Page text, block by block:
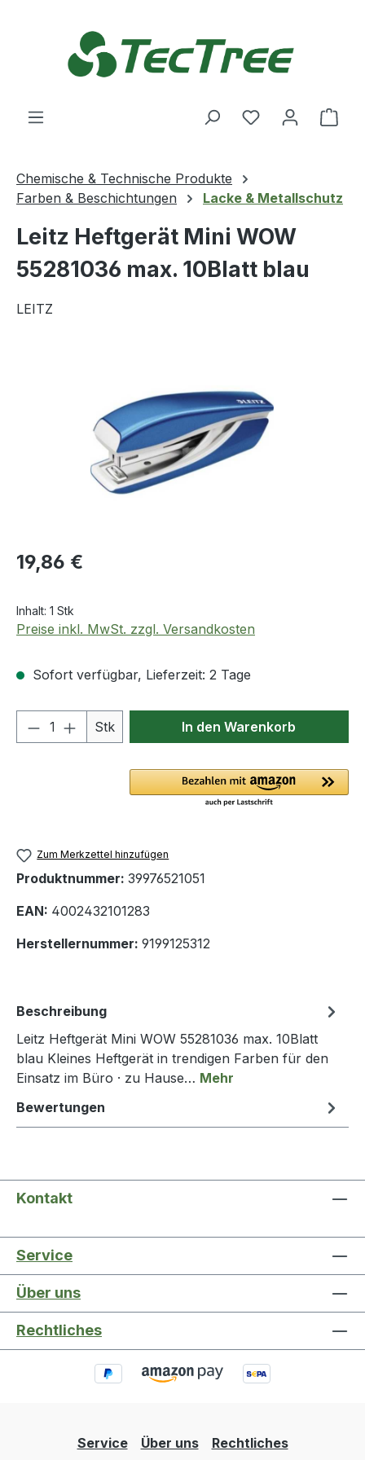
Du hast 0
Chemische & Technische Produkte
Farben & Beschichtungen
Lacke & Metallschutz
Leitz Heftgerät Mini WOW
55281036 max. 10Blatt blau
LEITZ
Regulärer Preis:
19,86 €
Inhalt: 1 Stk
Preise inkl. MwSt. zzgl. Versandkosten
Sofort verfügbar, Lieferzeit: 2 Tage
Produkt Anzahl: Gib den
Stk In den Warenkorb
Zum Merkzettel hinzufügen
Produktnummer: 39976521051
EAN: 4002432101283
Herstellernummer: 9199125312
Beschreibung
Leitz Heftgerät Mini WOW 55281036 max. 10Blatt
blau Kleines Heftgerät in trendigen Farben für den
Einsatz im Büro · zu Hause… Mehr
Bewertungen
Kontakt
Service
Über uns
Rechtliches
Service Über uns Rechtliches